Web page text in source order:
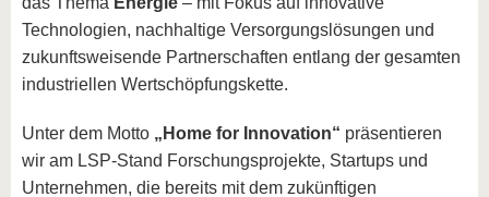
Technologien, nachhaltige Versorgungslösungen und
zukunftsweisende Partnerschaften entlang der gesamten
industriellen Wertschöpfungskette.
Unter dem Motto „Home for Innovation“ präsentieren
wir am LSP-Stand Forschungsprojekte, Startups und
Unternehmen, die bereits mit dem zukünftigen